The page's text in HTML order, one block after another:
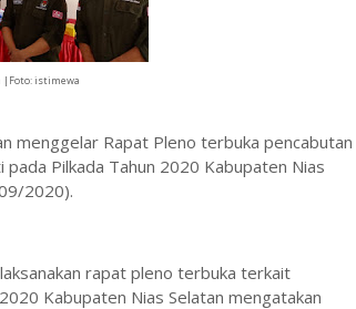
|Foto: istimewa
menggelar Rapat Pleno terbuka pencabutan
Pilkada Tahun 2020 Kabupaten Nias
2020).
rapat pleno terbuka terkait
Kabupaten Nias Selatan mengatakan